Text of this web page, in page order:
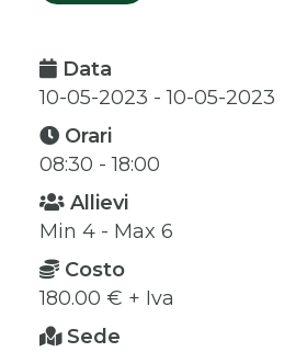
Data
10-05-2023 - 10-05-2023
Orari
08:30 - 18:00
Allievi
Min 4 - Max 6
Costo
180.00 € + Iva
Sede